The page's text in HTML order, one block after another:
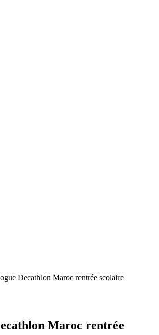
Decathlon Maroc rentrée scolaire
Maroc rentrée